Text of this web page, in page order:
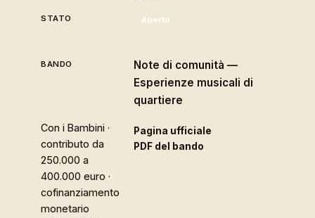
Aperto
Note di comunità —
Esperienze musicali di
quartiere
Con i Bambini ·
contributo da
250.000 a
400.000 euro ·
cofinanziamento
monetario
Pagina ufficiale
PDF del bando